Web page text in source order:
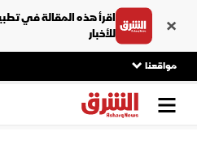
اقرأ هذه المقالة في
للأخبار
مواقعنا